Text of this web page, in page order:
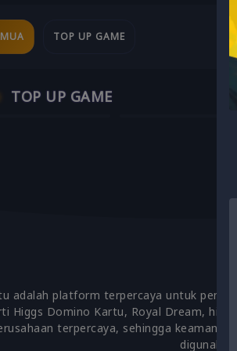
TOP UP GAME
TOP UP GAME
ACE RACER
adalah platform terpercaya untuk
Higgs Domino Kartu, Royal Dream,
terpercaya, sehingga